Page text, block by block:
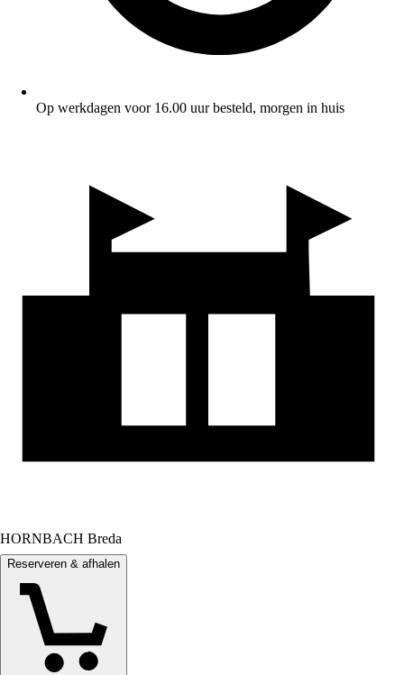
Op werkdagen voor 16.00 uur besteld, morgen in huis
HORNBACH Breda
Reserveren & afhalen